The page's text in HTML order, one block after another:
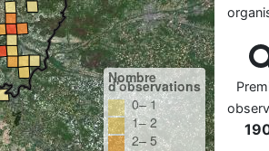
Nombre
d'observations
0– 1
1– 2
2– 5